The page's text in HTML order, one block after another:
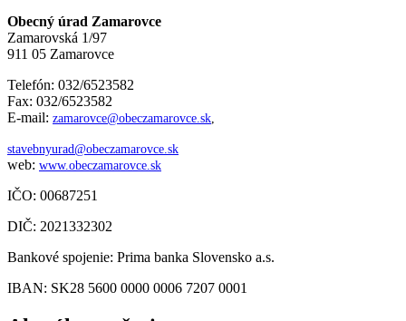
Obecný úrad Zamarovce
Zamarovská 1/97
911 05 Zamarovce
Telefón: 032/6523582
Fax: 032/6523582
E-mail: zamarovce@obeczamarovce.sk
stavebnyurad@obeczamarovce.sk
web: www.obeczamarovce.sk
IČO: 00687251
DIČ: 2021332302
Bankové spojenie: Prima banka Slovensko a.s.
IBAN: SK28 5600 0000 0006 7207 0001